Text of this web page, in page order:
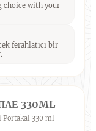
choice with your
ferahlatıcı bir
330ML
Portakal 330 ml